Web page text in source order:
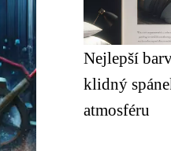
Nejlepší
klidný
atmosféru